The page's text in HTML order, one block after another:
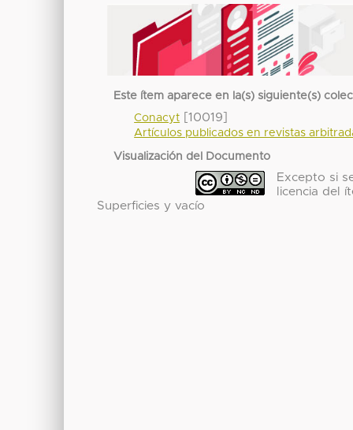
Este ítem aparece en la(s) siguiente(s)
Conacyt [10019]
Artículos publicados en revistas
Visualización del Documento
Excepto si
licencia del
Superficies y vacío